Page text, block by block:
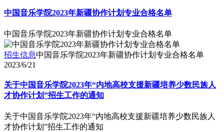
中国音乐学院2023年新疆协作计划专业合格名单
中国音乐学院2023年新疆协作计划专业合格名单
招生信息中国音乐学院2023年新疆协作计划专业合格名单
2023/6/21
关于中国音乐学院2023年“内地高校支援新疆培养少数民族人
才协作计划”招生工作的通知
关于中国音乐学院2023年“内地高校支援新疆培养少数民族人
才协作计划”招生工作的通知